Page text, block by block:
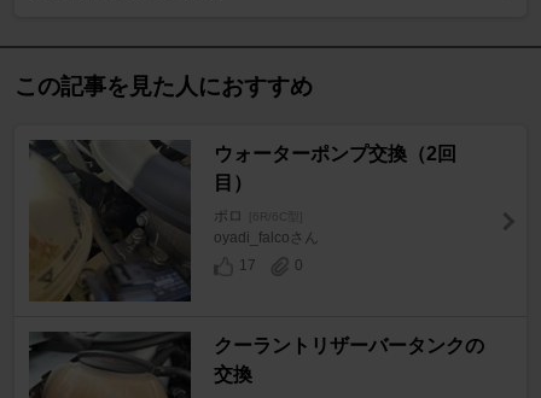
この記事を見た人におすすめ
ウォーターポンプ交換（2回
目）
ポロ [6R/6C型]
oyadi_falcoさん
17
0
クーラントリザーバータンクの
交換